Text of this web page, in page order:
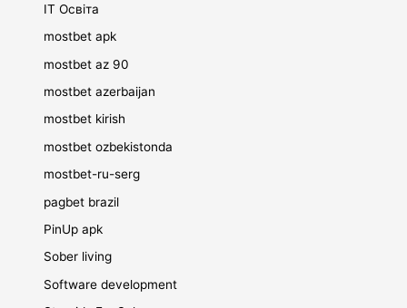
IT Освіта
mostbet apk
mostbet az 90
mostbet azerbaijan
mostbet kirish
mostbet ozbekistonda
mostbet-ru-serg
pagbet brazil
PinUp apk
Sober living
Software development